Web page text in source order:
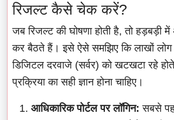
रिजल्ट कैसे चेक करें?
जब रिजल्ट की घोषणा होती है, तो हड़बड़ी
कर बैठते हैं। इसे ऐसे समझिए कि लाखों
डिजिटल दरवाजे (सर्वर) को खटखटा रहे
प्रक्रिया का सही ज्ञान होना चाहिए।
आधिकारिक पोर्टल पर लॉगिन: सबसे